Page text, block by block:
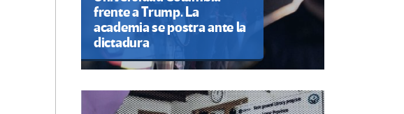
frente a Trump. La
academia se postra ante la
dictadura